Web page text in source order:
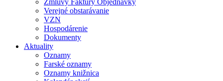
Zmluvy Faktúry Objednávky
Verejné obstarávanie
VZN
Hospodárenie
Dokumenty
Aktuality
Oznamy
Farské oznamy
Oznamy knižnica